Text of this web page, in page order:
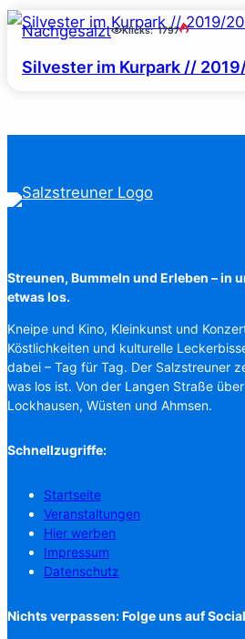
Nachgesalzt Klicks: 1797
Silvester im Kurpark //
Streunen, Bummeln und Erleben – in
etwas los.
Kneipe und Kino, Kleinkunst und
Köstlichkeiten und kulturelle
dabei – Tag für Tag. Der Salzstreuner
was los ist. Von der Langen Straße
Lockhausen, Wüsten und Ahmsen.
Schnellzugriffe:
Startseite
Veranstaltungen
Hier werben
Impressum
Datenschutz
Nichts verpassen: Folge uns auf